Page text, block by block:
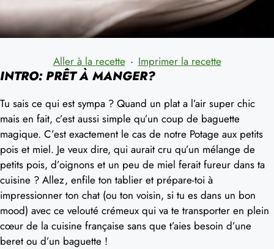
Aller à la recette · Imprimer la recette
INTRO: PRÊT À MANGER?
Tu sais ce qui est sympa ? Quand un plat a l’air super chic
mais en fait, c’est aussi simple qu’un coup de baguette
magique. C’est exactement le cas de notre Potage aux petits
pois et miel. Je veux dire, qui aurait cru qu’un mélange de
petits pois, d’oignons et un peu de miel ferait fureur dans ta
cuisine ? Allez, enfile ton tablier et prépare-toi à
impressionner ton chat (ou ton voisin, si tu es dans un bon
mood) avec ce velouté crémeux qui va te transporter en plein
cœur de la cuisine française sans que t’aies besoin d’une
beret ou d’un baguette !